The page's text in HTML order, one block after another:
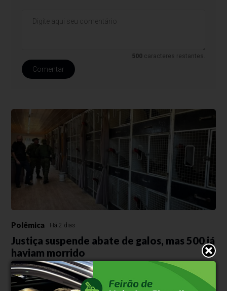
500 caracteres restantes.
Comentar
Polêmica Há 2 dias
Justiça suspende abate de galos, mas 500 já
haviam morrido
Liminar obtida pela defesa de investigado interrompeu o
procedimento em Gramado; Seapi alega risco sanitário por falta de
comprovação de origem das aves.